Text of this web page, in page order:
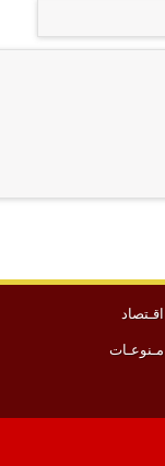
اقـتصاد
مـنوعـات